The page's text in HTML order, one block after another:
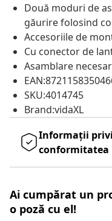
Două moduri de
găurire folosind
Accesoriile de
Cu conector de
Asamblare
SKU:4014745
Brand:vidaXL
Informații
conformitatea
Ai cumpărat un
o poză cu el!